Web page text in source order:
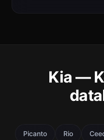
Kia —
Picanto Rio